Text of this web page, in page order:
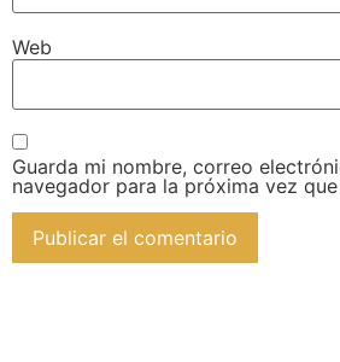
Web
Guarda mi nombre, correo
navegador para la próxima vez